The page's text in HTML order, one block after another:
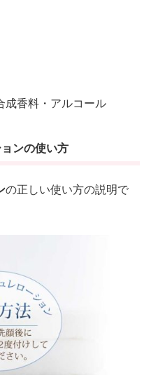
成香料・アルコール
ンの使い方
の正しい使い方の説明で